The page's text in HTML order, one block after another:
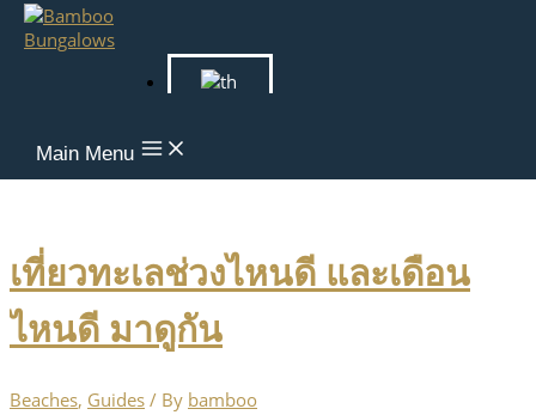
Skip to content
Main Menu
เที่ยวทะเลช่วงไหนดี และเดือน
ไหนดี มาดูกัน
Beaches, Guides / By bamboo